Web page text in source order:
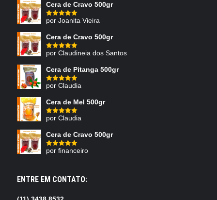
Cera de Cravo 500gr
Avaliação5
por Joanita Vieira
Cera de Cravo 500gr
Avaliação5
por Claudineia dos Santos
Cera de Pitanga 500gr
Avaliação5
por Claudia
Cera de Mel 500gr
Avaliação5
por Claudia
Cera de Cravo 500gr
Avaliação5
por financeiro
ENTRE EM CONTATO: